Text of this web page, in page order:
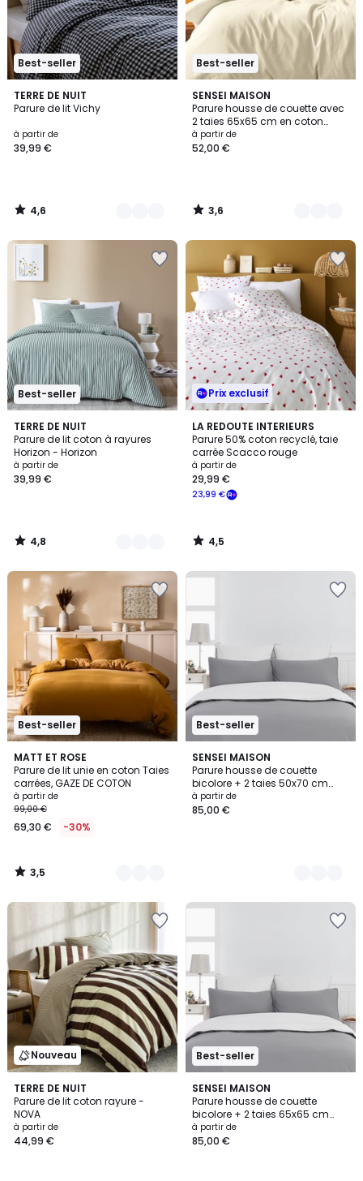
Best-seller
TERRE DE NUIT
Parure de lit Vichy
à partir de
39,99 €
4,6
/ 5
9
Couleurs
4,6
/
Best-seller
SENSEI MAISON
Parure housse de couette avec
2 taies 65x65 cm en coton
STUDIO
à partir de
52,00 €
3,6
/ 5
14
Couleurs
3,6
/
Best-seller
TERRE DE NUIT
Parure de lit coton à rayures
Horizon - Horizon
à partir de
39,99 €
4,8
/ 5
6
Couleurs
4,8
/
Prix exclusif
LA REDOUTE INTERIEURS
Parure 50% coton recyclé, taie
carrée Scacco rouge
à partir de
23,99 €
29,99 €
4,5
/ 5
4,5
/
Best-seller
MATT ET ROSE
Parure de lit unie en coton Taies
carrées, GAZE DE COTON
à partir de
99,00 €
69,30 € -30%
3,5
/ 5
9
Couleurs
3,5
/
Best-seller
SENSEI MAISON
Parure housse de couette
bicolore + 2 taies 50x70 cm
percale DOZMARY
à partir de
85,00 €
11
Couleurs
Nouveau
TERRE DE NUIT
Parure de lit coton rayure -
NOVA
à partir de
44,99 €
2
Couleurs
Best-seller
SENSEI MAISON
Parure housse de couette
bicolore + 2 taies 65x65 cm
percale DOZMARY
à partir de
85,00 €
4,2
/ 5
10
Couleurs